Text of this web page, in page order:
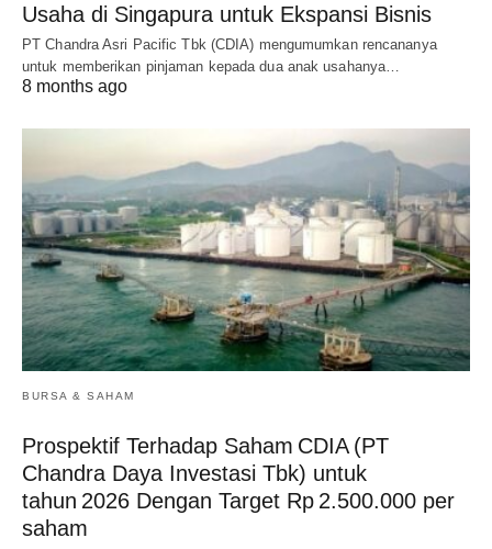
Usaha di Singapura untuk Ekspansi Bisnis
PT Chandra Asri Pacific Tbk (CDIA) mengumumkan rencananya
untuk memberikan pinjaman kepada dua anak usahanya…
8 months ago
BURSA & SAHAM
Prospektif Terhadap Saham CDIA (PT
Chandra Daya Investasi Tbk) untuk
tahun 2026 Dengan Target Rp 2.500.000 per
saham